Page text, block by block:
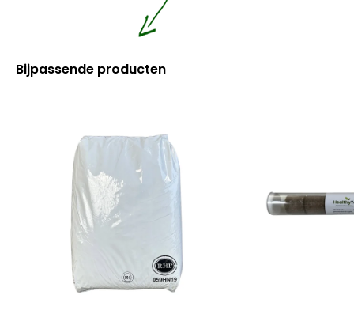
Bijpassende producten